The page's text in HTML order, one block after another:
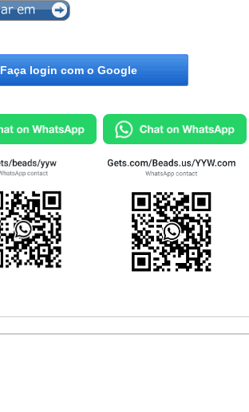
Faça login com o Google